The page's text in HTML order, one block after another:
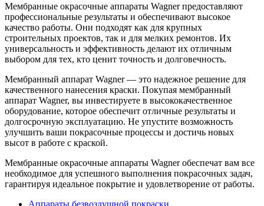
Мембранные окрасочные аппараты Wagner предоставляют
профессиональные результаты и обеспечивают высокое
качество работы. Они подходят как для крупных
строительных проектов, так и для мелких ремонтов. Их
универсальность и эффективность делают их отличным
выбором для тех, кто ценит точность и долговечность.
Мембранный аппарат Wagner — это надежное решение для
качественного нанесения краски. Покупая мембранный
аппарат Wagner, вы инвестируете в высококачественное
оборудование, которое обеспечит отличные результаты и
долгосрочную эксплуатацию. Не упустите возможность
улучшить ваши покрасочные процессы и достичь новых
высот в работе с краской.
Мембранные окрасочные аппараты Wagner обеспечат вам все
необходимое для успешного выполнения покрасочных задач,
гарантируя идеальное покрытие и удовлетворение от работы.
Аппараты безвоздушной покраски